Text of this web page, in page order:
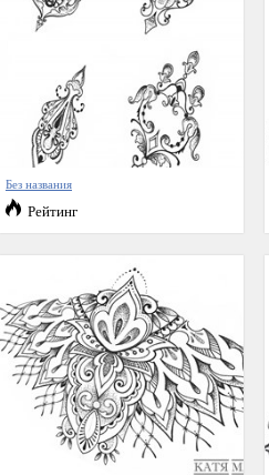
Без названия
Рейтинг